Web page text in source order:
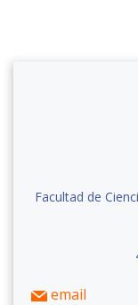
entradas
Facultad de
email